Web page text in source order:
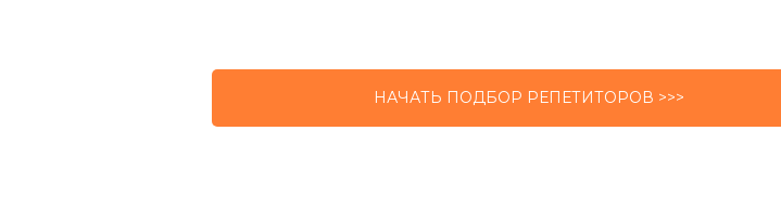
НАЧАТЬ ПОДБОР РЕПЕТИТОРОВ >>>